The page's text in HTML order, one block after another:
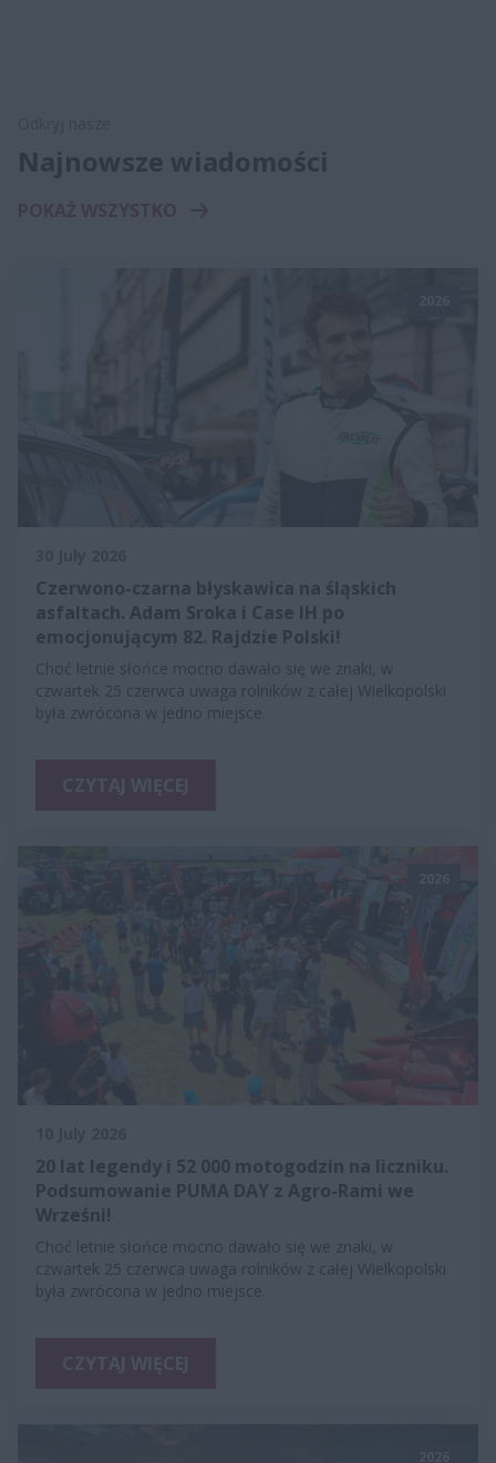
Najnowsze wiadomości
Czerwono-czarna błyskawica na śląskich
asfaltach. Adam Sroka i Case IH po
emocjonującym 82. Rajdzie Polski!
Choć letnie słońce mocno dawało się we znaki, w
czwartek 25 czerwca uwaga rolników z całej Wielkopolski
była zwrócona w jedno miejsce.
20 lat legendy i 52 000 motogodzin na liczniku.
Podsumowanie PUMA DAY z Agro-Rami we
Wrześni!
Choć letnie słońce mocno dawało się we znaki, w
czwartek 25 czerwca uwaga rolników z całej Wielkopolski
była zwrócona w jedno miejsce.